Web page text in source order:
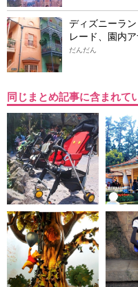
ディズニーラ
レード、園内
だんだん
同じまとめ記事に含まれて